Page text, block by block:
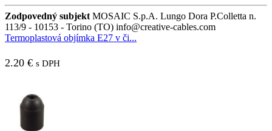
Zodpovedný subjekt MOSAIC S.p.A. Lungo Dora P.Colletta n.
113/9 - 10153 - Torino (TO) info@creative-cables.com
Termoplastová objímka E27 v či...
2.20 € s DPH